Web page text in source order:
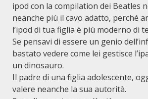
ipod con la compilation dei Beatles
neanche più il cavo adatto, perché
l’ipod di tua figlia è più moderno di
Se pensavi di essere un genio
bastato vedere come lei gestisce
un dinosauro.
Il padre di una figlia adolescente,
valere neanche la sua autorità.